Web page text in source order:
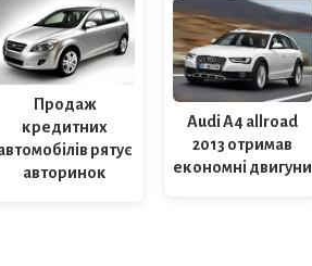
Продаж
кредитних
рятує
авторинок
Audi A4 allroad
2013 отримав
економні двигуни